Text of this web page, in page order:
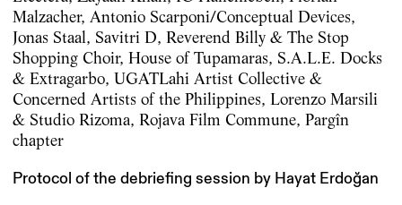
Malzacher, Antonio Scarponi/Conceptual Devices,
Jonas Staal, Savitri D, Reverend Billy & The Stop
Shopping Choir, House of Tupamaras, S.A.L.E. Docks
& Extragarbo, UGATLahi Artist Collective &
Concerned Artists of the Philippines, Lorenzo Marsili
& Studio Rizoma, Rojava Film ­Commune, Pargîn
chapter
Protocol of the debriefing session by Hayat Erdoğan